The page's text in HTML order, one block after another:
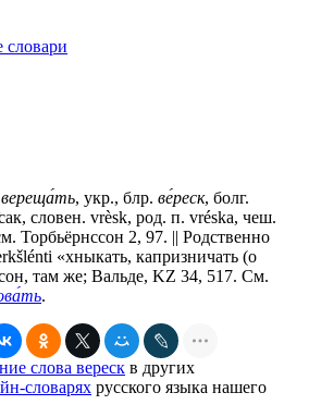
словари
вереща́ть, укр., блр. ве́реск, болг.
словен. vrèsk, род. п. vréska, чеш.
Торбьёрнссон 2, 97. || Родственно
«хныкать, капризничать (о
там же; Вальде, KZ 34, 517. См.
.
слова вереск в других
словарях русского языка нашего